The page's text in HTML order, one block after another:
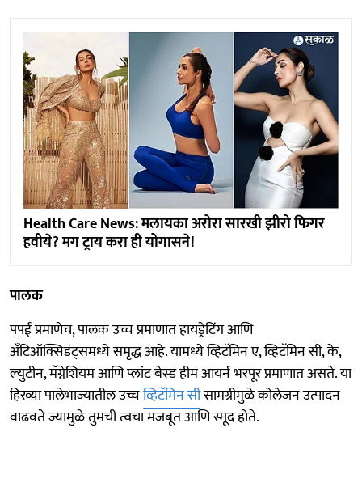
Health Care News: मलायका अरोरा सारखी झीरो फिगर
हवीये? मग ट्राय करा ही योगासने!
पालक
पपई प्रमाणेच, पालक उच्च प्रमाणात हायड्रेटिंग आणि
अँटिऑक्सिडंट्समध्ये समृद्ध आहे. यामध्ये व्हिटॅमिन ए, व्हिटॅमिन सी, के,
ल्युटीन, मॅग्नेशियम आणि प्लांट बेस्ड हीम आयर्न भरपूर प्रमाणात असते. या
हिरव्या पालेभाज्यातील उच्चव्हिटॅमिन सीसामग्रीमुळे कोलेजन उत्पादन
वाढवते ज्यामुळे तुमची त्वचा मजबूत आणि स्मूद होते.